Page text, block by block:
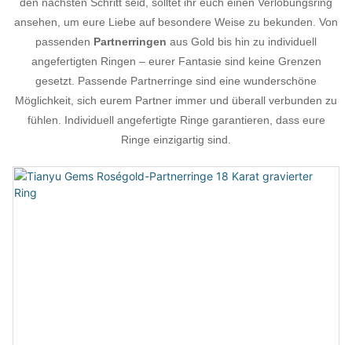
ansehen, um eure Liebe auf besondere Weise zu bekunden. Von
passenden Partnerringen aus Gold bis hin zu individuell
angefertigten Ringen – eurer Fantasie sind keine Grenzen
gesetzt. Passende Partnerringe sind eine wunderschöne
Möglichkeit, sich eurem Partner immer und überall verbunden zu
fühlen. Individuell angefertigte Ringe garantieren, dass eure
Ringe einzigartig sind.